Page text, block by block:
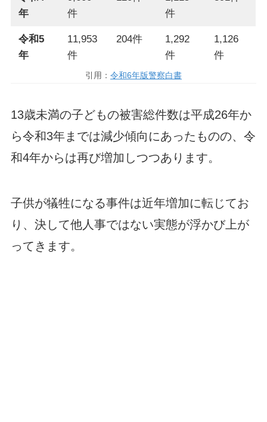
年
件
件
令和5
年
11,953
件
204件
1,292
件
1,126
件
引用： 令和6年版警察白書
13歳未満の子どもの被害総件数は平成26年か
ら令和3年までは減少傾向にあったものの、令
和4年からは再び増加しつつあります。
子供が犠牲になる事件は近年増加に転じてお
り、決して他人事ではない実態が浮かび上が
ってきます。